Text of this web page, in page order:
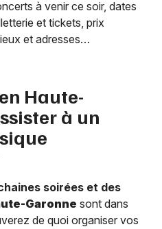
à venir ce soir, dates
et tickets, prix
et adresses…
Haute-
à un
soirées et des
Garonne sont dans
de quoi organiser vos